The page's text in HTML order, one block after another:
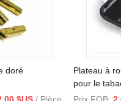
doré
Plateau à
pour le